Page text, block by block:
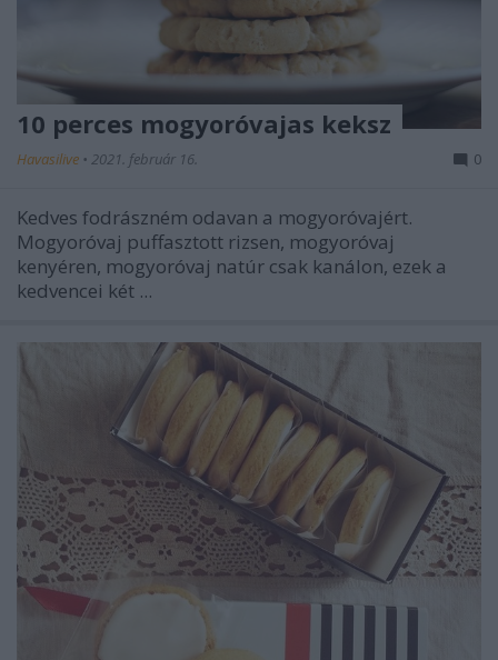
10 perces mogyoróvajas keksz
Havasilive • 2021. február 16. 0
Kedves fodrászném odavan a mogyoróvajért.
Mogyoróvaj puffasztott rizsen, mogyoróvaj
kenyéren, mogyoróvaj natúr csak kanálon, ezek a
kedvencei két ...